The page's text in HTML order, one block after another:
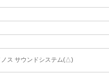
ノス サウンドシステム(△)